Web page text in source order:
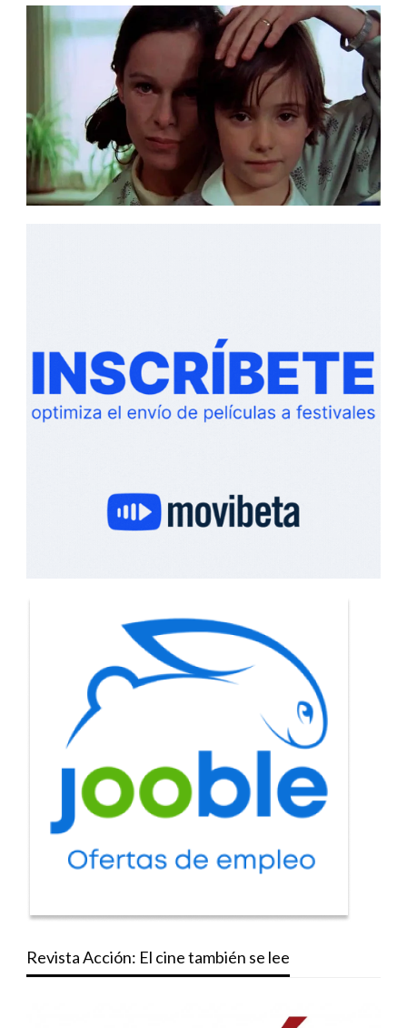
Revista Acción: El cine también se lee